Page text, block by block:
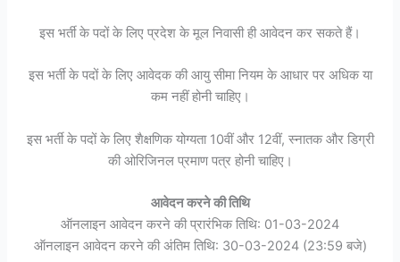
इस भर्ती के पदों के लिए प्रदेश के मूल निवासी ही आवेदन कर सकते हैं।
इस भर्ती के पदों के लिए आवेदक की आयु सीमा नियम के आधार पर अधिक या
कम नहीं होनी चाहिए।
इस भर्ती के पदों के लिए शैक्षणिक योग्यता 10वीं और 12वीं, स्नातक और डिग्री
की ओरिजिनल प्रमाण पत्र होनी चाहिए।
आवेदन करने की तिथि
ऑनलाइन आवेदन करने की प्रारंभिक तिथि: 01-03-2024
ऑनलाइन आवेदन करने की अंतिम तिथि: 30-03-2024 (23:59 बजे)